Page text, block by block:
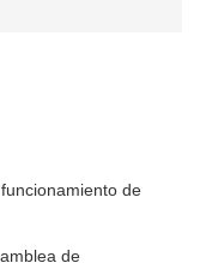
de
de